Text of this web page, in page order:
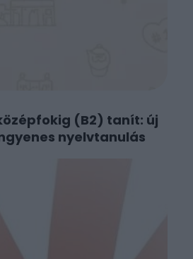
(B2) tanít: új
nyelvtanulás